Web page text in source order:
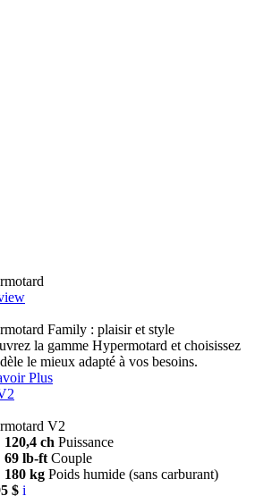
Family : plaisir et style
la gamme Hypermotard et choisissez
le mieux adapté à vos besoins.
Plus
V2
120,4 ch Puissance
69 lb-ft Couple
180 kg Poids humide (sans carburant)
$ i